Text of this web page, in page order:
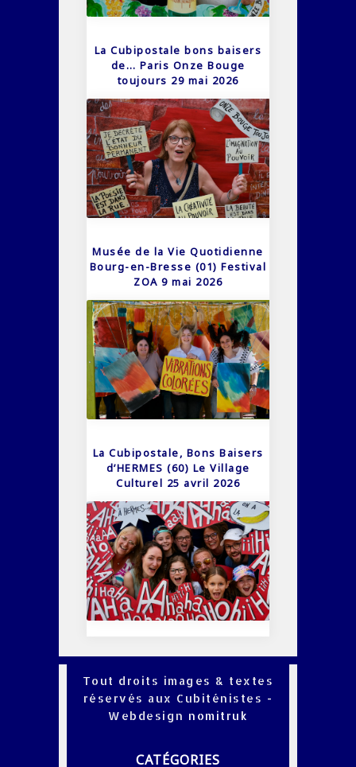
La Cubipostale bons baisers
de… Paris Onze Bouge
toujours 29 mai 2026
Musée de la Vie Quotidienne
Bourg-en-Bresse (01) Festival
ZOA 9 mai 2026
La Cubipostale, Bons Baisers
d’HERMES (60) Le Village
Culturel 25 avril 2026
Tout droits images & textes
réservés aux Cubiténistes -
Webdesign nomitruk
CATÉGORIES